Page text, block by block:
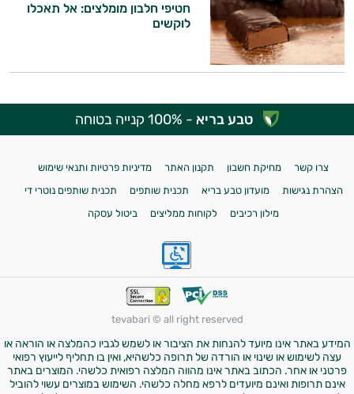
חטיפי חלבון מומלצים: אל תאכלו
לוקשים
טבע בריא - 100% קנייה בטוחה
צרו קשר מחיקת חשבון תקנון האתר
מדיניות פרטיות ותנאי שימוש
הצהרת נגישות
מועדון טבע בריא תכנית שותפים
תכנית שותפים נוטרי די
מילון רכיבים
לקוחות ממליצים ביטול עסקה
tevabari © all right reserved
המידע באתר אינו מיועד להנחות את הציבור או לשמש לגביו כהמלצה או הוראה או
עצה לשימוש או שינוי או הורדה של תרופה כלשהיא, ואין בו תחליף לייעוץ רפואי
פרטני או אחר. הכתוב באתר אינו מהווה המלצה רפואית כלשהי. המוצרים באתר
אינם תרופות ואינם מיועדים לרפא מחלה כלשהי. השימוש במוצרים עשוי להוביל